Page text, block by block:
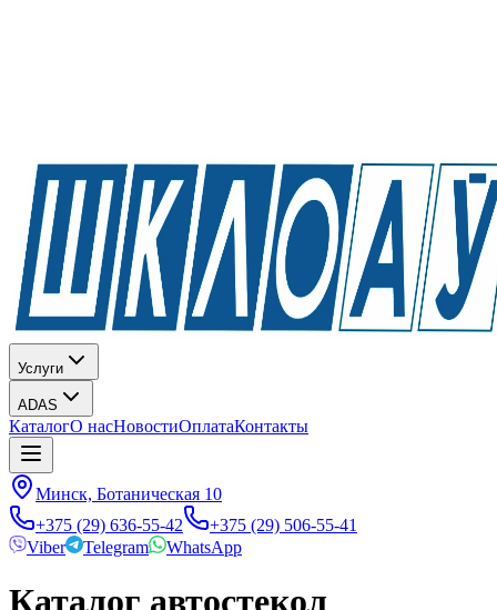
Услуги
ADAS
КаталогО насНовостиОплатаКонтакты
Минск, Ботаническая 10
+375 (29) 636-55-42
+375 (29) 506-55-41
Viber
Telegram WhatsApp
Каталог автостекол